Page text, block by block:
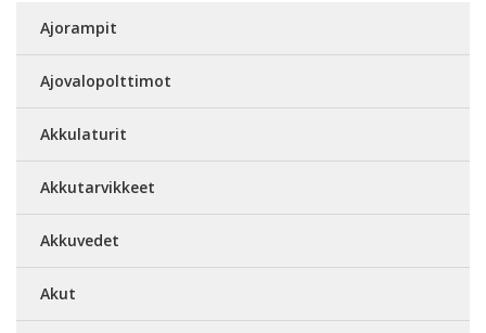
Ajorampit
Ajovalopolttimot
Akkulaturit
Akkutarvikkeet
Akkuvedet
Akut